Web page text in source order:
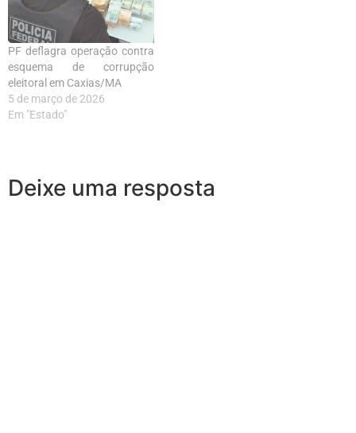
PF deflagra operação contra
esquema de corrupção
eleitoral em Caxias/MA
5 de março de 2026
Em "Estado"
Deixe uma resposta